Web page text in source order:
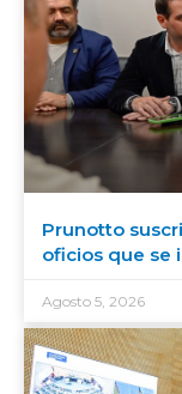
Prunotto
oficios que se
Agosto 5, 2026